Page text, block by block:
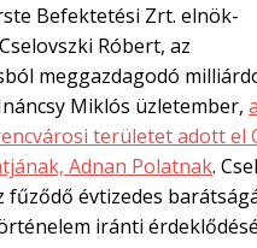
Befektetési Zrt. elnök-
Róbert, az
meggazdagodó
Miklós üzletember,
területet adott el
Adnan Polatnak.
fűződő évtizedes
iránti